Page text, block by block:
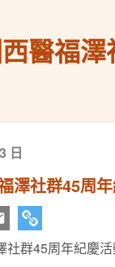
醫福
日
澤社群45周
社群45周年紀慶